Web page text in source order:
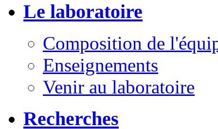
Le laboratoire
Composition de
Enseignements
Venir au laboratoire
Recherches